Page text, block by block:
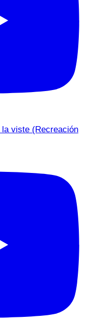
la viste (Recreación